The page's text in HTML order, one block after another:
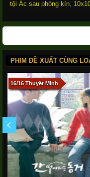
tội Ác sau phòng kín
PHIM ĐỀ XUẤT CÙNG
16/16 Thuyết Minh